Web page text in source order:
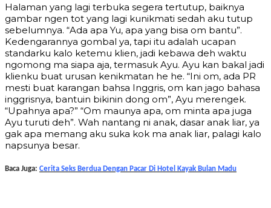
Halaman yang lagi terbuka segera tertutup, baiknya
gambar ngen tot yang lagi kunikmati sedah aku tutup
sebelumnya. “Ada apa Yu, apa yang bisa om bantu”.
Kedengarannya gombal ya, tapi itu adalah ucapan
standarku kalo ketemu klien, jadi kebawa deh waktu
ngomong ma siapa aja, termasuk Ayu. Ayu kan bakal jadi
klienku buat urusan kenikmatan he he. “Ini om, ada PR
mesti buat karangan bahsa Inggris, om kan jago bahasa
inggrisnya, bantuin bikinin dong om”, Ayu merengek.
“Upahnya apa?” “Om maunya apa, om minta apa juga
Ayu turuti deh”. Wah nantang ni anak, dasar anak liar, ya
gak apa memang aku suka kok ma anak liar, palagi kalo
napsunya besar.
Baca Juga: Cerita Seks Berdua Dengan Pacar Di Hotel Kayak Bulan Madu